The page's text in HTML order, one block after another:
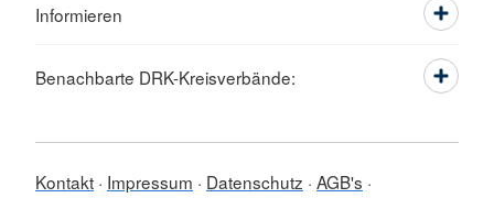
Informieren
Benachbarte DRK-Kreisverbände:
Kontakt Impressum Datenschutz AGB's